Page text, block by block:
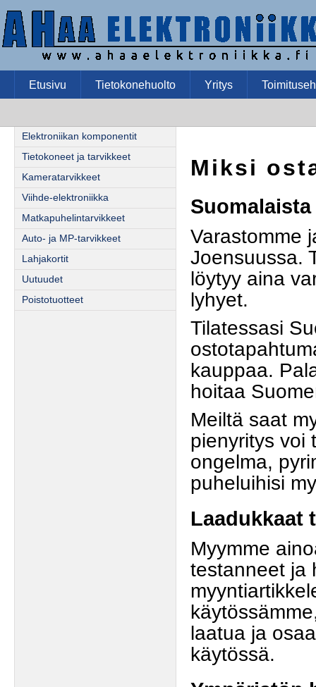
Etusivu Tietokonehuolto Yritys
Elektroniikan komponentit
Tietokoneet ja tarvikkeet
Kameratarvikkeet
Viihde-elektroniikka
Matkapuhelintarvikkeet
Auto- ja MP-tarvikkeet
Lahjakortit
Uutuudet
Poistotuotteet
Miksi
Varastomme
Joensuussa.
löytyy aina
lyhyet.
Tilatessasi
kauppaa.
hoitaa
Meiltä saat
pienyritys voi
ongelma,
puheluihisi
Laadukkaat
Myymme
testanneet ja
laatua ja
käytössä.